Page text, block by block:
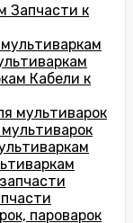
Запчасти к
Кабели к